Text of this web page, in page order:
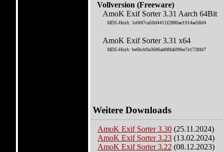
Vollversion (Freeware)
AmoK Exif Sorter 3.31 Aarch 64Bit
MD5-Hash: 1e0f47ca50d4411f2880ae1914ae58d4
AmoK Exif Sorter 3.31 x64
MD5-Hash: be6bcb9a3686ad08fa699be7e1738fd7
Weitere Downloads
AmoK Exif Sorter 3.30 (25.11.2024)
AmoK Exif Sorter 3.23 (13.02.2024)
AmoK Exif Sorter 3.22 (08.12.2023)